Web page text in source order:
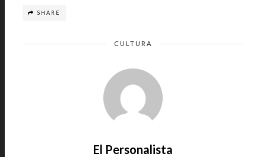
SHARE
CULTURA
El Personalista